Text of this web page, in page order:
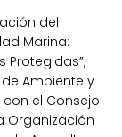
del
Marina:
Protegidas”,
Ambiente y
el Consejo
Organización